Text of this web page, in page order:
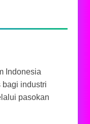
Indonesia
bagi industri
pasokan